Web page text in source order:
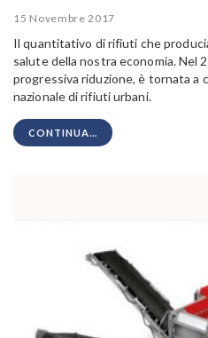
15 Novembre 2017
Il quantitativo di rifiuti che
salute della nostra economia. Nel
progressiva riduzione, è tornata a
nazionale di rifiuti urbani.
CONTINUA...